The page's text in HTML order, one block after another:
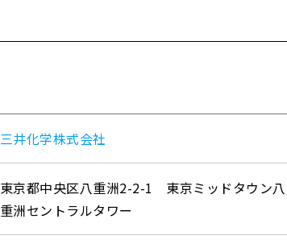
三井化学株式会社
東京都中央区八重洲2-2-1 東京ミッドタウン
重洲セントラルタワー